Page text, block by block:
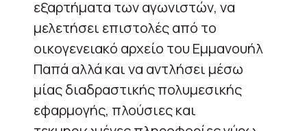
εξαρτήματα των αγωνιστών, να
μελετήσει επιστολές από το
οικογενειακό αρχείο του Εμμανουήλ
Παπά αλλά και να αντλήσει μέσω
μίας διαδραστικής πολυμεσικής
εφαρμογής, πλούσιες και